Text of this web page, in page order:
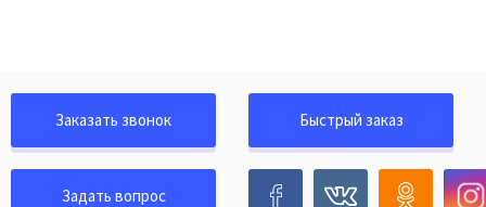
Заказать звонок
Задать вопрос
Быстрый заказ